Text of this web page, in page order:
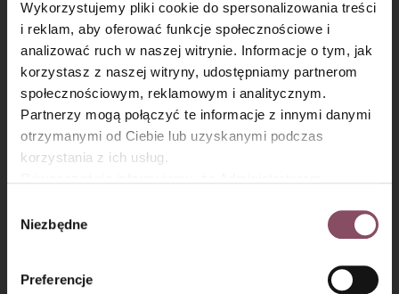
Wykorzystujemy pliki cookie do spersonalizowania treści
i reklam, aby oferować funkcje społecznościowe i
analizować ruch w naszej witrynie. Informacje o tym, jak
korzystasz z naszej witryny, udostępniamy partnerom
społecznościowym, reklamowym i analitycznym.
Partnerzy mogą połączyć te informacje z innymi danymi
otrzymanymi od Ciebie lub uzyskanymi podczas
korzystania z ich usług.
Gdańsk (80-339) adres: Dickmana 14/15 więcej
informacji o przetwarzaniu danych osobowych oraz
Polityce
prywatności.
zgody
Niezbędne
Preferencje
Krok 8
Następnie dodaj budyń i mleczko kokosowe. Zblenduj do
uzyskania jednolitej, kremowej konsystencji.
×